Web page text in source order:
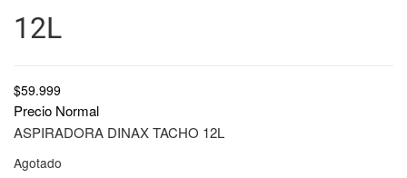
12L
$59.999
Precio Normal
ASPIRADORA DINAX TACHO 12L
Agotado